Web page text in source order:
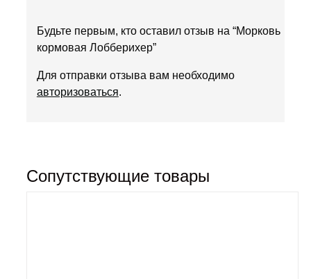
Будьте первым, кто оставил отзыв на “Морковь
кормовая Лобберихер”
Для отправки отзыва вам необходимо
авторизоваться.
Сопутствующие товары